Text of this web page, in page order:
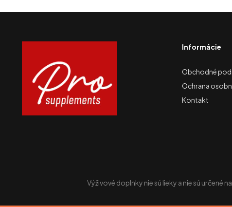
Informácie
Obchodné
Ochrana
Kontakt
Výživové doplnky nie sú lieky a nie sú určené